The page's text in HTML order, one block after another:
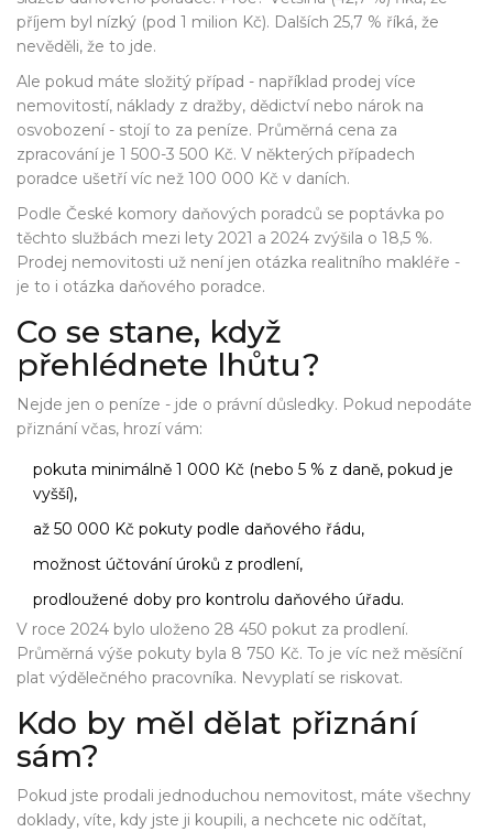
příjem byl nízký (pod 1 milion Kč). Dalších 25,7 % říká, že
nevěděli, že to jde.
Ale pokud máte složitý případ - například prodej více
nemovitostí, náklady z dražby, dědictví nebo nárok na
osvobození - stojí to za peníze. Průměrná cena za
zpracování je 1 500-3 500 Kč. V některých případech
poradce ušetří víc než 100 000 Kč v daních.
Podle České komory daňových poradců se poptávka po
těchto službách mezi lety 2021 a 2024 zvýšila o 18,5 %.
Prodej nemovitosti už není jen otázka realitního makléře -
je to i otázka daňového poradce.
Co se stane, když
přehlédnete lhůtu?
Nejde jen o peníze - jde o právní důsledky. Pokud nepodáte
přiznání včas, hrozí vám:
pokuta minimálně 1 000 Kč (nebo 5 % z daně, pokud je
vyšší),
až 50 000 Kč pokuty podle daňového řádu,
možnost účtování úroků z prodlení,
prodloužené doby pro kontrolu daňového úřadu.
V roce 2024 bylo uloženo 28 450 pokut za prodlení.
Průměrná výše pokuty byla 8 750 Kč. To je víc než měsíční
plat výdělečného pracovníka. Nevyplatí se riskovat.
Kdo by měl dělat přiznání
sám?
Pokud jste prodali jednoduchou nemovitost, máte všechny
doklady, víte, kdy jste ji koupili, a nechcete nic odčítat,